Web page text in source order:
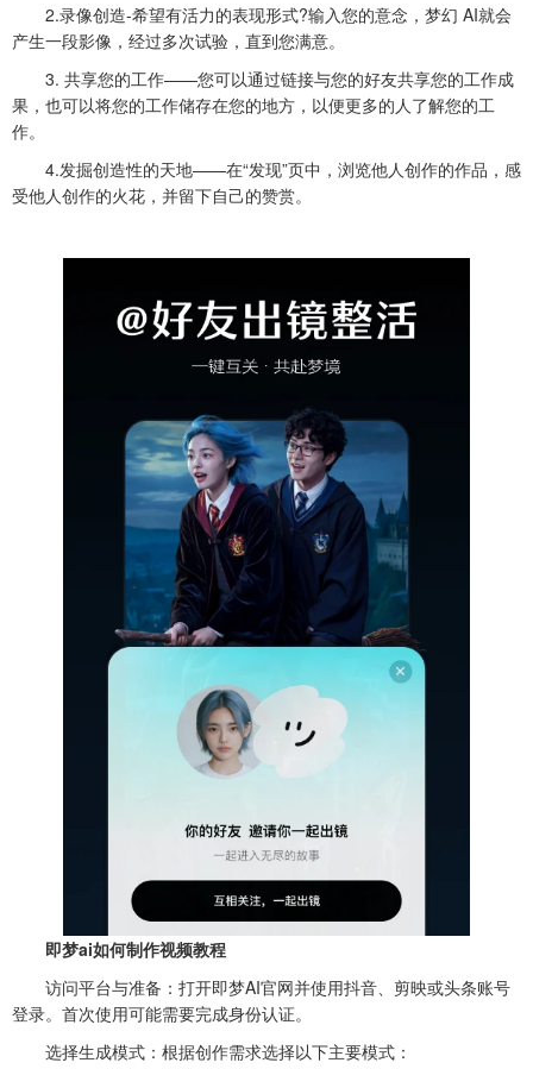
2.录像创造-希望有活力的表现形式?输入您的意念，梦幻 AI就会
产生一段影像，经过多次试验，直到您满意。
3. 共享您的工作——您可以通过链接与您的好友共享您的工作成
果，也可以将您的工作储存在您的地方，以便更多的人了解您的工
作。
4.发掘创造性的天地——在“发现”页中，浏览他人创作的作品，感
受他人创作的火花，并留下自己的赞赏。
即梦ai如何制作视频教程
‌访问平台与准备‌：打开即梦AI官网并使用抖音、剪映或头条账号
登录。首次使用可能需要完成身份认证。‌‌‌
‌选择生成模式‌：根据创作需求选择以下主要模式：